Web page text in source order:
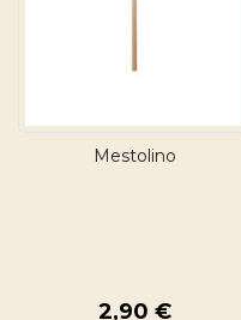
Mestolino
2,90 €